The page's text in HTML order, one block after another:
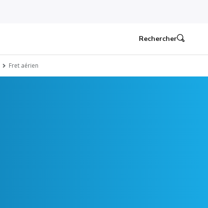
Rechercher
Fret aérien